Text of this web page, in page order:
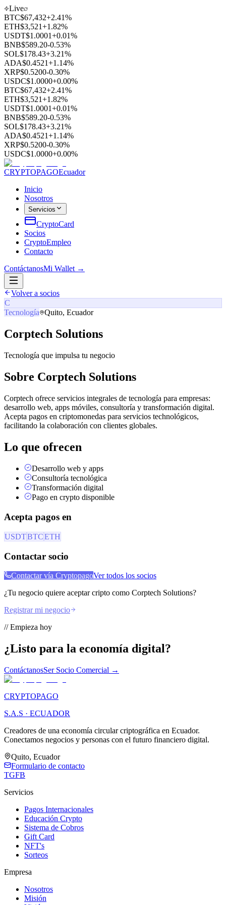
Live
BTC$67,432+2.41%
ETH$3,521+1.82%
USDT$1.0001+0.01%
BNB$589.20-0.53%
SOL$178.43+3.21%
ADA$0.4521+1.14%
XRP$0.5200-0.30%
USDC$1.0000+0.00%
BTC$67,432+2.41%
ETH$3,521+1.82%
USDT$1.0001+0.01%
BNB$589.20-0.53%
SOL$178.43+3.21%
ADA$0.4521+1.14%
XRP$0.5200-0.30%
USDC$1.0000+0.00%
CRYPTOPAGOEcuador
Inicio
Nosotros
Servicios
CryptoCard
Socios
CryptoEmpleo
Contacto
ContáctanosMi Wallet →
Volver a socios
C
Tecnología
Quito, Ecuador
Corptech Solutions
Tecnología que impulsa tu negocio
Sobre Corptech Solutions
Corptech ofrece servicios integrales de tecnología para empresas:
desarrollo web, apps móviles, consultoría y transformación digital.
Acepta pagos en criptomonedas para servicios technológicos,
facilitando la colaboración con clientes globales.
Lo que ofrecen
Desarrollo web y apps
Consultoría tecnológica
Transformación digital
Pago en crypto disponible
Acepta pagos en
USDTBTCETH
Contactar socio
Contactar vía CryptopagoVer todos los socios
¿Tu negocio quiere aceptar cripto como Corptech Solutions?
Registrar mi negocio
// Empieza hoy
¿Listo para la economía digital?
ContáctanosSer Socio Comercial →
CRYPTOPAGO
S.A.S · ECUADOR
Creadores de una economía circular criptográfica en Ecuador.
Conectamos negocios y personas con el futuro financiero digital.
Quito, Ecuador
Formulario de contacto
TGFB
Servicios
Pagos Internacionales
Educación Crypto
Sistema de Cobros
Gift Card
NFT's
Sorteos
Empresa
Nosotros
Misión